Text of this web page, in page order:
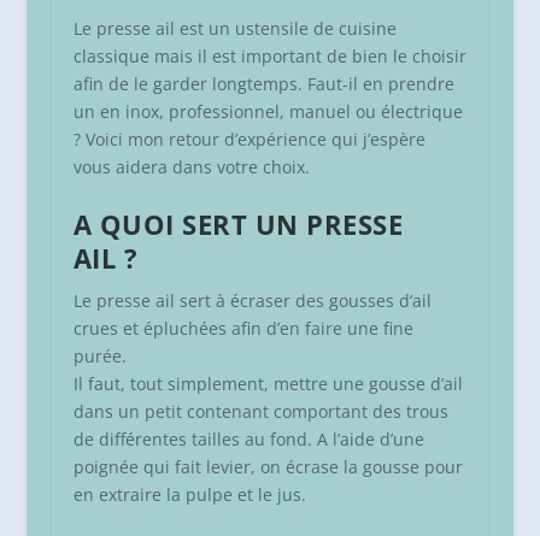
Le presse ail est un ustensile de cuisine
classique mais il est important de bien le choisir
afin de le garder longtemps. Faut-il en prendre
un en inox, professionnel, manuel ou électrique
? Voici mon retour d’expérience qui j’espère
vous aidera dans votre choix.
A QUOI SERT UN PRESSE
AIL ?
Le presse ail sert à écraser des gousses d’ail
crues et épluchées afin d’en faire une fine
purée.
Il faut, tout simplement, mettre une gousse d’ail
dans un petit contenant comportant des trous
de différentes tailles au fond. A l’aide d’une
poignée qui fait levier, on écrase la gousse pour
en extraire la pulpe et le jus.